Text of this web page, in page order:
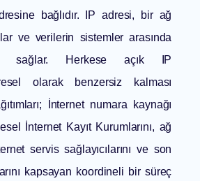
bağlıdır. IP adresi, bir ağ
ve verilerin sistemler arasında
sağlar. Herkese açık IP
olarak benzersiz kalması
İnternet numara kaynağı
İnternet Kayıt Kurumlarını, ağ
servis sağlayıcılarını ve son
kapsayan koordineli bir süreç